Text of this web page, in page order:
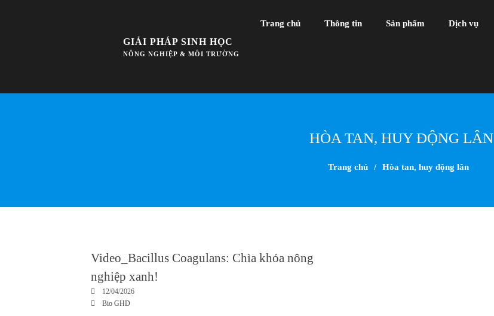
GIẢI PHÁP SINH HỌC
NÔNG NGHIỆP & MÔI TRƯỜNG
Trang chủ Thông tin Sản phẩm Dịch vụ
HÒA TAN, HUY ĐỘNG LÂN
Trang chủ / Hòa tan, huy động lân
Video_Bacillus Coagulans: Chìa khóa nông
nghiệp xanh!
12/04/2026
Bio GHD